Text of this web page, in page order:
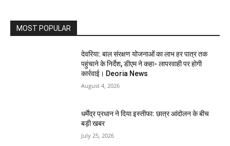
MOST POPULAR
देवरिया: बाल संरक्षण योजनाओं का लाभ हर पात्र तक
पहुंचाने के निर्देश, डीएम ने कहा- लापरवाही पर होगी
कार्रवाई। Deoria News
August 4, 2026
धर्मेंद्र प्रधान ने दिया इस्तीफा: छात्र आंदोलन के बीच
बड़ी खबर
July 25, 2026